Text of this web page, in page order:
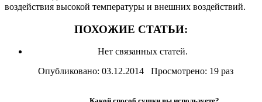
воздействия высокой температуры и внешних воздействий.
ПОХОЖИЕ СТАТЬИ:
Нет связанных статей.
Опубликовано: 03.12.2014 Просмотрено: 19 раз